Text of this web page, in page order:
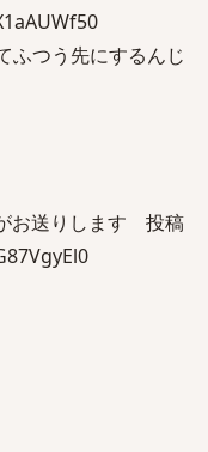
ふつう先にするんじ
お送りします 投稿